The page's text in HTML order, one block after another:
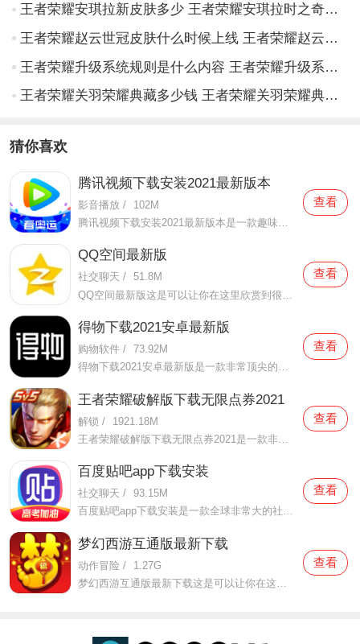
王者荣耀安琪拉新皮肤多少 王者荣耀安琪拉时之奇旅价格特效展示
王者荣耀赵云世冠皮肤什么时候上线 王者荣耀赵云世冠皮肤上架时间
王者荣耀升级系统规则是什么内容 王者荣耀升级系统规则
王者荣耀关羽荣耀典藏多少钱 王者荣耀关羽荣耀典藏最低到手价格介绍
猜你喜欢
腾讯视频下载安装2021最新版本
影音播放 /
102M
查看
QQ空间最新版
社交聊天 / 51.8M
查看
得物下载2021安卓最新版
购物软件 / 73.92M
得物下载2021安卓最新版是一款非常顶尖的潮流购物软件。在这款得物下载2021安卓最新版中拥有非常多当下潮流的时尚单品以及各种各样的球鞋，在这里为了让用户们在购买的时候可以放心，你所购买的每一件商品都会经过专业的鉴定，这里面汇聚了数百位专业的鉴定师会对你所购买的商
查看
王者荣耀破解版下载无限点券2021
解锁 /
1921.18M
王者荣耀破解版下载无限点券2021是一款非常火热的手机游戏。在这款王者荣耀破解版下载无限点券2021中有着非常好用的辅助工具，在这里面你可以轻轻松松就获得点券的使用，而且还是可以无限使用的哦，完全没有受限制，只要你下载了这款王者荣耀破解版下载无限点券2021之后就可以
查看
百度贴吧app下载安装
社交聊天 / 93.15M
百度贴吧app下载安装是一款全球非常大的社交软件。在这款百度贴吧app下载安装里面汇聚了很多有共同兴趣的小伙伴们，在这里面有各种你会感兴趣的兴趣贴，同时你也会发现这里面有非常多的共同爱好的小伙伴，在这里面你还可以和他们一起玩耍，一起在帖子里畅所欲言，发挥你的脑
查看
梦幻西游互通版最新下载
动作冒险 /
1.27G
梦幻西游互通版最新下载这是可以让你在这里得到很多不一样的快乐互动内容的手机软件，不只是可以自由的去欣赏到很多不一样的欢乐内容，还有各种精彩的战斗模式可以给你全新的体验，大家在这里还可以自由的和很多的小伙伴们一起开心的进行各种战斗，进行有趣的开黑，感受到
查看